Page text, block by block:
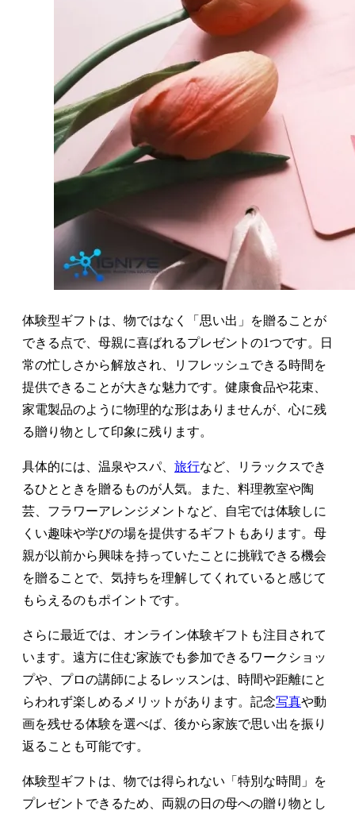
体験型ギフトは、物ではなく「思い出」を贈ることが
できる点で、母親に喜ばれるプレゼントの1つです。日
常の忙しさから解放され、リフレッシュできる時間を
提供できることが大きな魅力です。健康食品や花束、
家電製品のように物理的な形はありませんが、心に残
る贈り物として印象に残ります。
具体的には、温泉やスパ、 旅行など、リラックスでき
るひとときを贈るものが人気。また、料理教室や陶
芸、フラワーアレンジメントなど、自宅では体験しに
くい趣味や学びの場を提供するギフトもあります。母
親が以前から興味を持っていたことに挑戦できる機会
を贈ることで、気持ちを理解してくれていると感じて
もらえるのもポイントです。
さらに最近では、オンライン体験ギフトも注目されて
います。遠方に住む家族でも参加できるワークショッ
プや、プロの講師によるレッスンは、時間や距離にと
らわれず楽しめるメリットがあります。記念写真や動
画を残せる体験を選べば、後から家族で思い出を振り
返ることも可能です。
体験型ギフトは、物では得られない「特別な時間」を
プレゼントできるため、両親の日の母への贈り物とし